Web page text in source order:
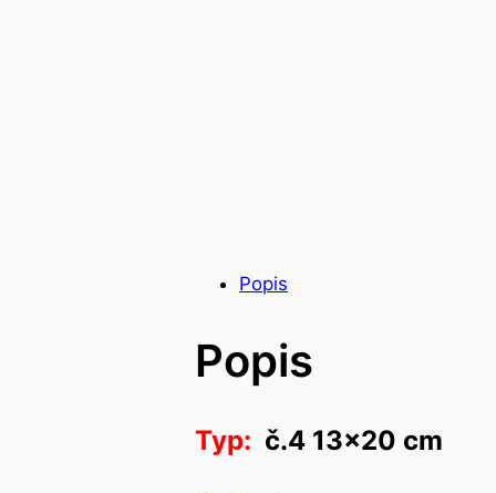
Popis
Popis
Typ: č.4 13×20 cm